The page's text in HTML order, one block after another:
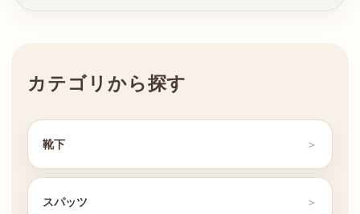
カテゴリから探す
靴下
スパッツ